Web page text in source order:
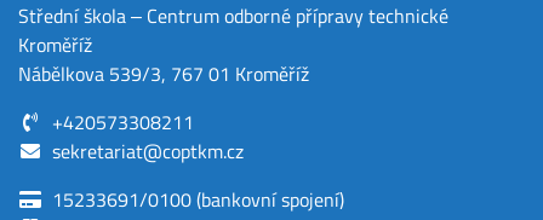
Střední škola ‒ Centrum odborné přípravy technické
Kroměříž
Nábělkova 539/3, 767 01 Kroměříž
+420573308211
sekretariat@coptkm.cz
15233691/0100 (bankovní spojení)